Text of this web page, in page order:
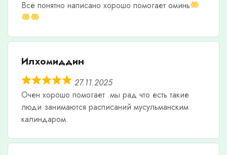
Всë понятно написано хорошо помогает оминь
Илхомиддин
27.11.2025
Очен хорошо помогает .мы рад что есть такие
люди занимаются расписаний мусульманским
калиндаром.